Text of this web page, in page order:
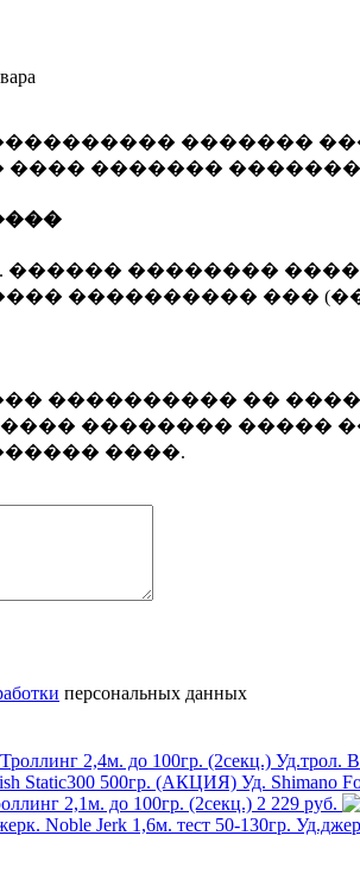
�������
���� �������
������ ��������
���������� ���
���������� ��
�������� �����
����.
персональных данных
Уд.трол.
Уд. Shimano
2,1м. до 100гр. (2секц.) 2 229 руб.